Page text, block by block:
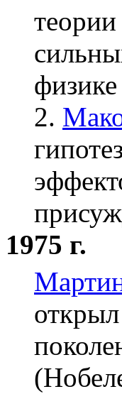
физике
2.
1975 г.
открыл